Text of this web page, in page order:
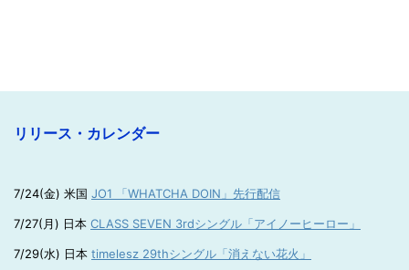
リリース・カレンダー
7/24(金) 米国 JO1 「WHATCHA DOIN」先行配信
7/27(月) 日本 CLASS SEVEN 3rdシングル「アイノーヒーロー」
7/29(水) 日本 timelesz 29thシングル「消えない花火」